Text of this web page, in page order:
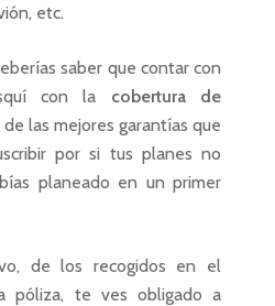
etc.
saber que contar con
con la cobertura de
de las mejores garantías que
por si tus planes no
planeado en un primer
de los recogidos en el
póliza, te ves obligado a